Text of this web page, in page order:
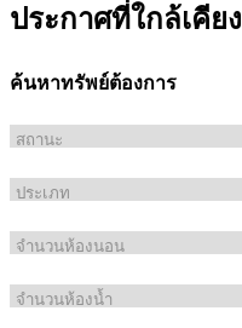
ประกาศที่ใกล้เคียง
ค้นหาทรัพย์ต้องการ